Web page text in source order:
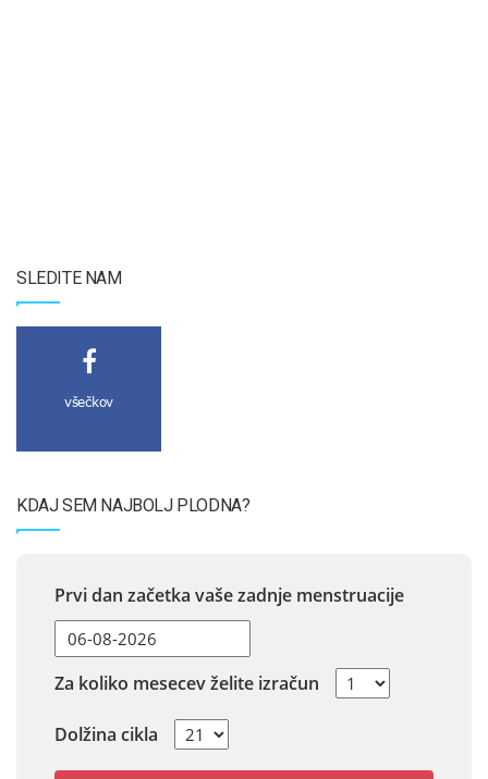
SLEDITE NAM
všečkov
KDAJ SEM NAJBOLJ PLODNA?
Prvi dan začetka vaše zadnje menstruacije
Za koliko mesecev želite izračun
Dolžina cikla